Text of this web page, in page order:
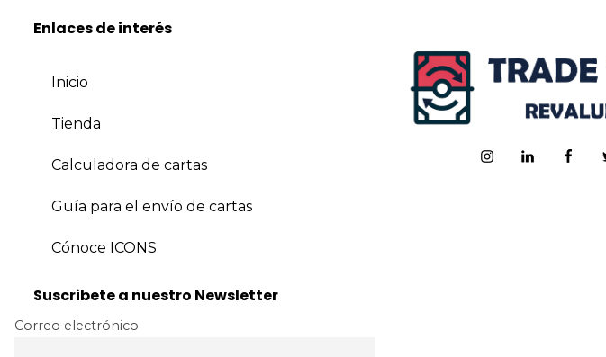
Enlaces de interés
Inicio
Tienda
Calculadora de cartas
Guía para el envío de cartas
Cónoce ICONS
Suscribete a nuestro Newsletter
Correo electrónico